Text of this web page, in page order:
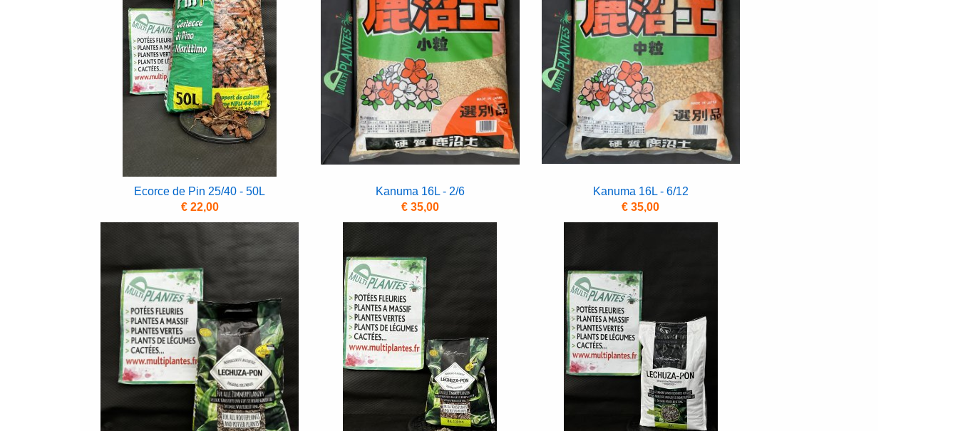
Ecorce de Pin 25/40 - 50L
€ 22,00
Kanuma 16L - 2/6
€ 35,00
Kanuma 16L - 6/12
€ 35,00